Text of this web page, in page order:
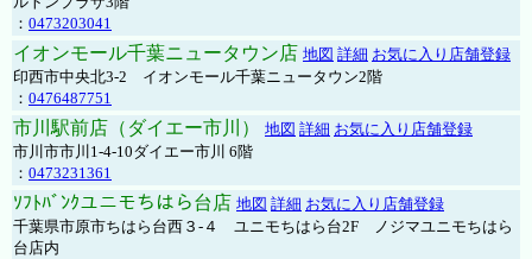
： 0473203041
イオンモール千葉ニュータウン店 地図 詳細 お気に入り店舗登録
印西市中央北3-2 イオンモール千葉ニュータウン2階
： 0476487751
市川駅前店（ダイエー市川） 地図 詳細 お気に入り店舗登録
市川市市川1-4-10ダイエー市川 6階
： 0473231361
ｿﾌﾄﾊﾞﾝｸユニモちはら台店 地図 詳細 お気に入り店舗登録
千葉県市原市ちはら台西３-４ ユニモちはら台2F ノジマユニモちはら
台店内